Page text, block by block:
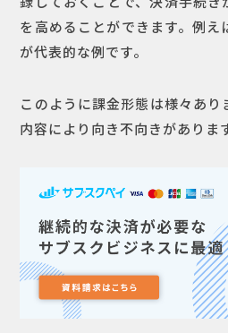
を高めることができます。例え
が代表的な例です。
このように課金形態は様々あ
内容により向き不向きがありま